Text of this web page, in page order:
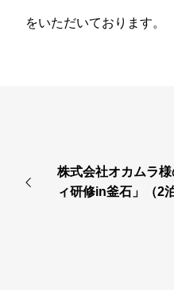
をいただいております。
株式会社オカムラ
ィ研修in釜石」（2